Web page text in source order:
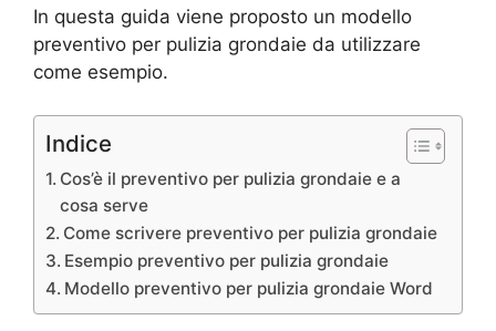
In questa guida viene proposto un modello
preventivo per pulizia grondaie da utilizzare
come esempio.
Indice
Cos’è il preventivo per pulizia grondaie e a
cosa serve
Come scrivere preventivo per pulizia grondaie
Esempio preventivo per pulizia grondaie
Modello preventivo per pulizia grondaie Word